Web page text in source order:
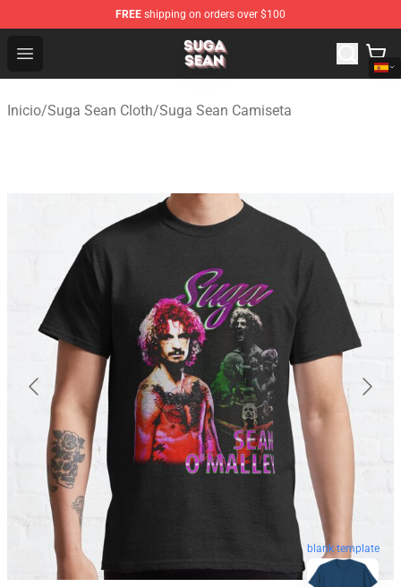
FREE shipping on orders over $100
Open menu
Suga Sean Shop - Official Suga Sean Merchandise Store
Inicio/Suga Sean Cloth/Suga Sean Camiseta
blank template